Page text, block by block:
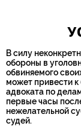
В силу
обороны в
обвиняемого
может привести
адвоката по
первые часы
нежелательной
судей.